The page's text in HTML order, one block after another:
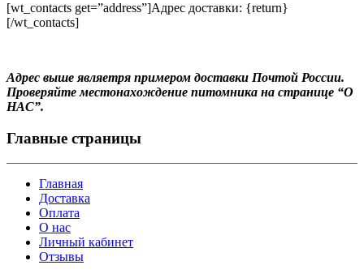
[wt_contacts get=”address”]Адрес доставки: {return}
[/wt_contacts]
Адрес выше являетря примером доставки Почтой России.
Проверяйте местонахождение питомника на странице “О
НАС”.
Главные страницы
Главная
Доставка
Оплата
О нас
Личный кабинет
Отзывы